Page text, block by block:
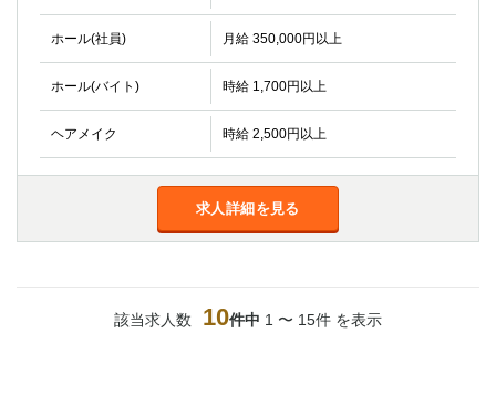
ホール(社員) 月給 350,000円以上
ホール(バイト) 時給 1,700円以上
ヘアメイク 時給 2,500円以上
求人詳細を見る
該当求人数 10件中 1 〜 15件 を表示